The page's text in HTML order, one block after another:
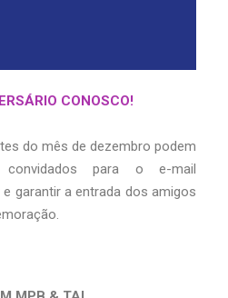
CONOSCO!
do mês de dezembro podem
para o e-mail
garantir a entrada dos amigos